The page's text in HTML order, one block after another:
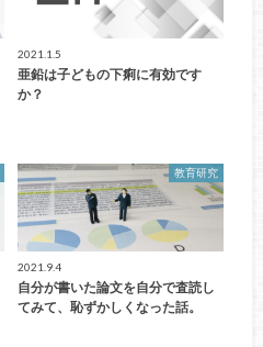
2021.1.5
亜鉛は子どもの下痢に有効です
か？
教育研究
2021.9.4
自分が書いた論文を自分で査読し
てみて、恥ずかしくなった話。